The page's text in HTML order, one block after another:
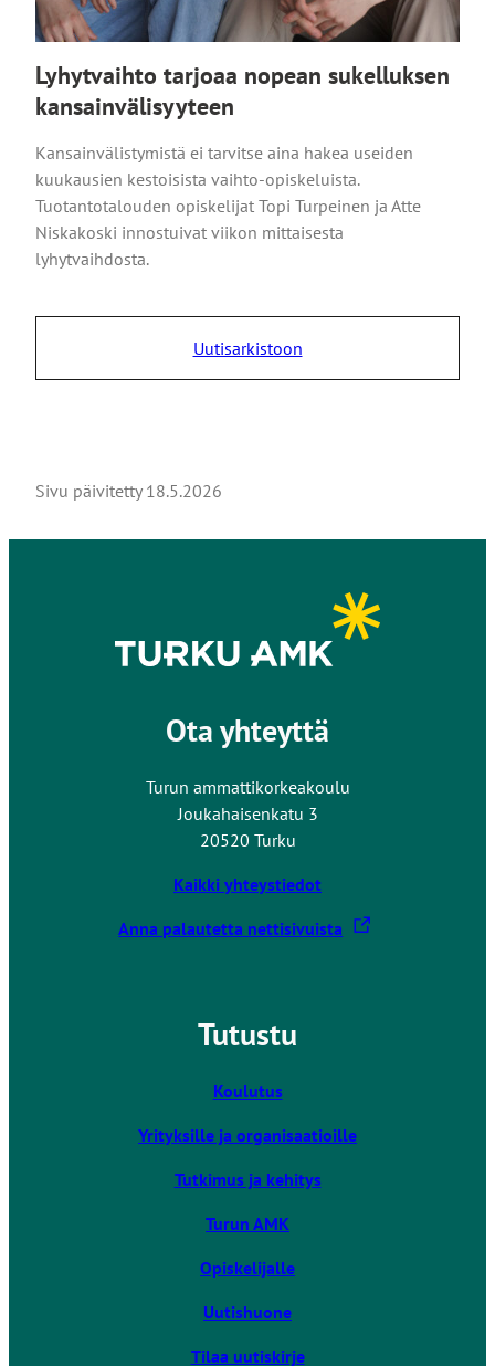
Uutisarkistoon
Lyhytvaihto tarjoaa nopean sukelluksen
kansainvälisyyteen
Kansainvälistymistä ei tarvitse aina hakea useiden
kuukausien kestoisista vaihto-opiskeluista.
Tuotantotalouden opiskelijat Topi Turpeinen ja Atte
Niskakoski innostuivat viikon mittaisesta
lyhytvaihdosta.
Sivu päivitetty 18.5.2026
Ota yhteyttä
Turun ammattikorkeakoulu
Joukahaisenkatu 3
20520 Turku
Kaikki yhteystiedot
Anna palautetta nettisivuista
e
Tutustu
Koulutus
Yrityksille ja organisaatioille
Tutkimus ja kehitys
Turun AMK
Opiskelijalle
Uutishuone
Tilaa uutiskirje